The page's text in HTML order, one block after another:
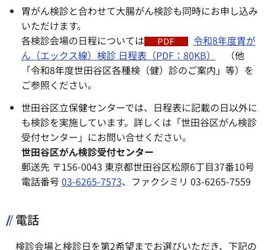
胃がん検診と合わせて大腸がん検診も同時にお申し込み
いただけます。
各検診会場の日程については
令和8年度胃が
ん（エックス線）検診 日程表（PDF：80KB）
（他
「令和8年度世田谷区各種検（健）診のご案内」等）を
ご参照ください。
世田谷区立保健センターでは、日程表に記載の日以外に
も検診を実施しています。詳しくは「世田谷区がん検診
受付センター」にお問い合せください。
世田谷区がん検診受付センター
郵送先 〒156-0043 東京都世田谷区松原6丁目37番10号
電話番号03-6265-7573、ファクシミリ 03-6265-7559
電話
検診会場と検診日を第2希望までお選びいただき、下記の